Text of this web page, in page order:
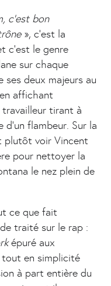
c’est bon
», c’est la
c’est le genre
sur chaque
ses deux majeurs au
affichant
tirant à
flambeur. Sur la
plutôt voir Vincent
pour nettoyer la
le nez plein de
ce que fait
traité sur le rap :
épuré aux
tout en simplicité
à part entière du